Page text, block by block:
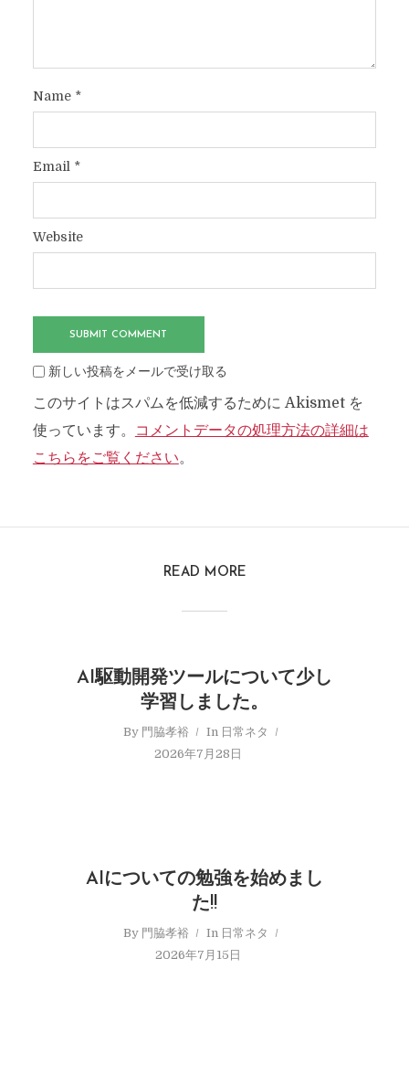
Name*
Email *
Website
新しい投稿をメールで受け取る
このサイトはスパムを低減するために Akismet を
使っています。
コメントデータの処理方法の詳細は
こちらをご覧ください。
READ MORE
AI駆動開発ツールについて少し
学習しました。
By 門脇孝裕 In 日常ネタ
2026年7月28日
AIについての勉強を始めまし
た!!
By 門脇孝裕 In 日常ネタ
2026年7月15日